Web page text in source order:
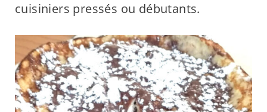
cuisiniers pressés ou débutants.